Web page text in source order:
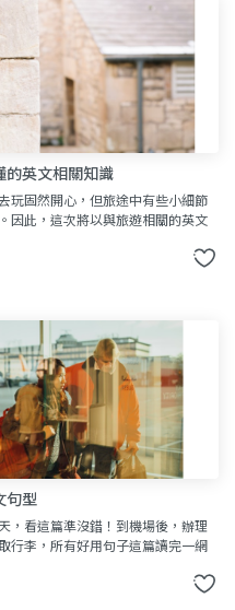
的英文相關知識
玩固然開心，但旅途中有些小細節
因此，這次將以與旅遊相關的英文
地人旅遊中了解會應用到的詞
句型
，看這篇準沒錯！到機場後，辦理
行李，所有好用句子這篇讀完一網
例句全看過一遍，到了現場就